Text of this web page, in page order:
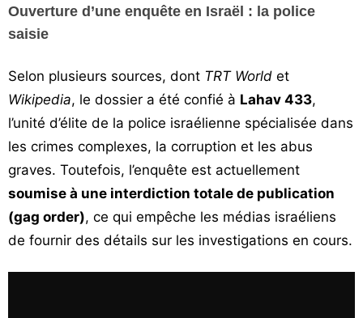
Ouverture d’une enquête en Israël : la police
saisie
Selon plusieurs sources, dont TRT World et
Wikipedia, le dossier a été confié à Lahav 433,
l’unité d’élite de la police israélienne spécialisée dans
les crimes complexes, la corruption et les abus
graves. Toutefois, l’enquête est actuellement
soumise à une interdiction totale de publication
(gag order), ce qui empêche les médias israéliens
de fournir des détails sur les investigations en cours.